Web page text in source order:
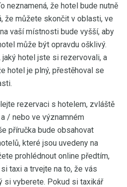
neznamená, že hotel bude nutně
že můžete skončit v oblasti, ve
vaší místnosti bude vyšší, aby
může být opravdu ošklivý.
hotel jste si rezervovali, a
hotel je plný, přestěhoval se
rezervaci s hotelem, zvláště
/ nebo ve významném
příručka bude obsahovat
které jsou uvedeny na
prohlédnout online předtím,
taxi a trvejte na to, že vás
si vyberete. Pokud si taxikář